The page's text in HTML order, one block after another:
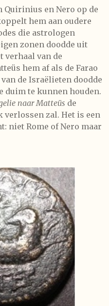
Quirinius en Nero op de
hem aan oudere
die astrologen
zonen doodde uit
verhaal van de
hem af als de Farao
de Israëlieten doodde
duim te kunnen houden.
naar Matteüs de
zal. Het is een
niet Rome of Nero maar